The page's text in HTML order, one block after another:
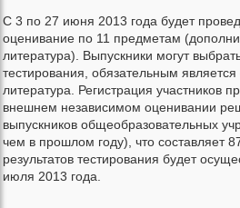
С 3 по 27 июня 2013 года будет
оценивание по 11 предметам
литература). Выпускники могут
тестирования, обязательным является
литература. Регистрация участников
внешнем независимом оценивании
выпускников общеобразовательных
чем в прошлом году), что составляет
результатов тестирования будет
июля 2013 года.